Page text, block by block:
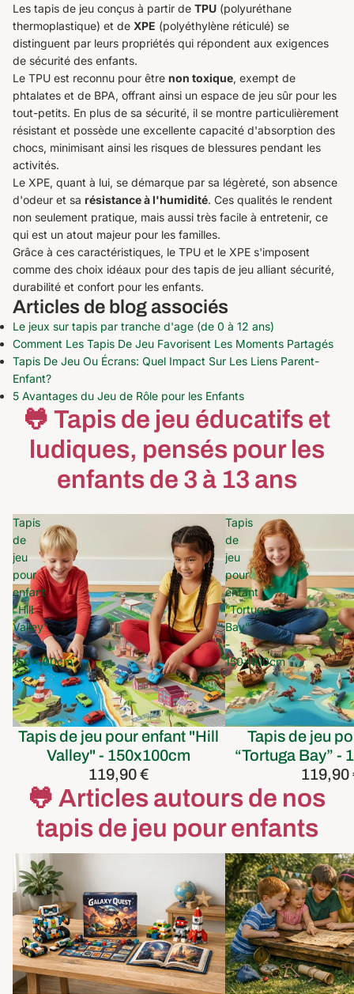
Les tapis de jeu conçus à partir de TPU (polyuréthane
thermoplastique) et de XPE (polyéthylène réticulé) se
distinguent par leurs propriétés qui répondent aux exigences
de sécurité des enfants.
Le TPU est reconnu pour être non toxique, exempt de
phtalates et de BPA, offrant ainsi un espace de jeu sûr pour les
tout-petits. En plus de sa sécurité, il se montre particulièrement
résistant et possède une excellente capacité d'absorption des
chocs, minimisant ainsi les risques de blessures pendant les
activités.
Le XPE, quant à lui, se démarque par sa légèreté, son absence
d'odeur et sa résistance à l'humidité. Ces qualités le rendent
non seulement pratique, mais aussi très facile à entretenir, ce
qui est un atout majeur pour les familles.
Grâce à ces caractéristiques, le TPU et le XPE s'imposent
comme des choix idéaux pour des tapis de jeu alliant sécurité,
durabilité et confort pour les enfants.
Articles de blog associés
Le jeux sur tapis par tranche d'age (de 0 à 12 ans)
Comment Les Tapis De Jeu Favorisent Les Moments Partagés
Tapis De Jeu Ou Écrans: Quel Impact Sur Les Liens Parent-
Enfant?
5 Avantages du Jeu de Rôle pour les Enfants
🐸 Tapis de jeu éducatifs et
ludiques, pensés pour les
enfants de 3 à 13 ans
Tapis
de
jeu
pour
enfant
"Hill
Valley"
-
150x100cm
Tapis de jeu pour enfant "Hill
Valley" - 150x100cm
119,90 €
Tapis
de
jeu
pour
enfant
“Tortuga
Bay”
-
150x100cm
Tapis de jeu
“Tortuga Bay” -
119,90
🐸 Articles autours de nos
tapis de jeu pour enfants
idées cadeaux enfant geek de 4 à 13
ans
chasse tresor enigme